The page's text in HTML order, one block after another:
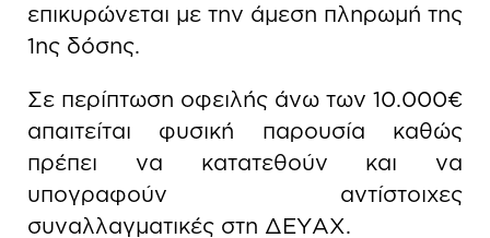
επικυρώνεται με την άμεση πληρωμή της
1ης δόσης.
Σε περίπτωση οφειλής άνω των 10.000€
απαιτείται φυσική παρουσία καθώς
πρέπει να κατατεθούν και να
υπογραφούν αντίστοιχες
συναλλαγματικές στη ΔΕΥΑΧ.